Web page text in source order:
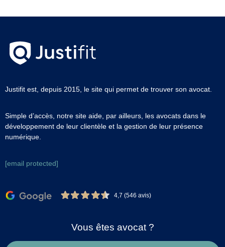
Justifit est, depuis 2015, le site qui permet de trouver son avocat.
Simple d’accès, notre site aide, par ailleurs, les avocats dans le
développement de leur clientèle et la gestion de leur présence
numérique.
[email protected]
4,7 (546 avis)
Vous êtes avocat ?